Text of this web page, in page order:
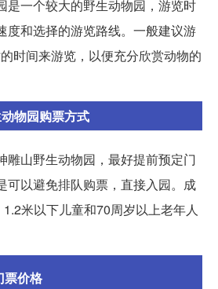
是一个较大的野生动物园，游览时
度和选择的游览路线。一般建议游
时间来游览，以便充分欣赏动物的
物园购票方式
雕山野生动物园，最好提前预定门
可以避免排队购票，直接入园。成
米以下儿童和70周岁以上老年人
票价格